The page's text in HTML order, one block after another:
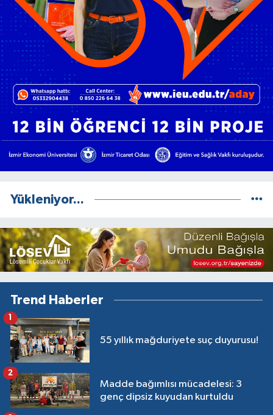
Yükleniyor...
Trend Haberler
55 yıllık mağduriyete suç duyurusu!
1
Madde bağımlısı mücadelesi: 3
genç dipsiz kuyudan kurtuldu
2